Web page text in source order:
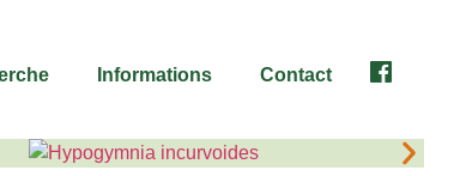
Informations Contact Facebook